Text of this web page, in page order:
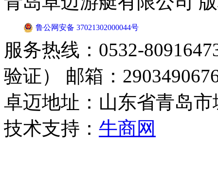
鲁公网安备 37021302000044号
服务热线：0532-
验证） 邮箱：
卓迈地址：山东省青岛
技术支持： 牛商网